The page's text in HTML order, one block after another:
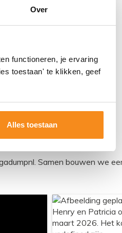
Over
functioneren, je ervaring
toestaan' te klikken, geef
Alles toestaan
Samen bouwen we